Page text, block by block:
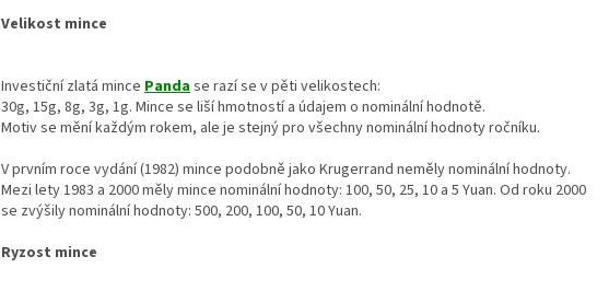
Velikost mince
Investiční zlatá mince Pandase razí se v pěti velikostech:
30g, 15g, 8g, 3g, 1g. Mince se liší hmotností a údajem o nominální hodnotě.
Motiv se mění každým rokem, ale je stejný pro všechny nominální hodnoty ročníku.
V prvním roce vydání (1982) mince podobně jako Krugerrand neměly nominální hodnoty.
Mezi lety 1983 a 2000 měly mince nominální hodnoty: 100, 50, 25, 10 a 5 Yuan. Od roku 2000
se zvýšily nominální hodnoty: 500, 200, 100, 50, 10 Yuan.
Ryzost mince